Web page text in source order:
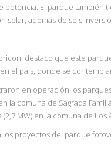
potencia. El parque
solar, además de seis
destacó que este
el país, donde se
en operación los
la comuna de Sagrada
MW) en la comuna de Los
proyectos del parque